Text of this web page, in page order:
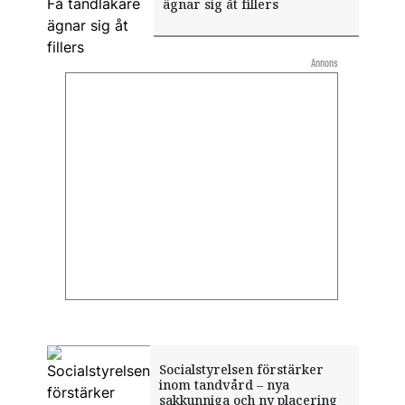
ägnar sig åt fillers
Socialstyrelsen förstärker
inom tandvård – nya
sakkunniga och ny placering
Annons